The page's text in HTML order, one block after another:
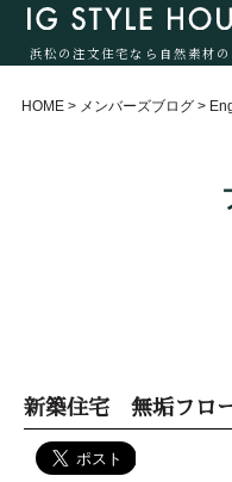
浜松の注文住宅なら自然素材
HOME > メンバーズブログ >
新築住宅 無垢フロ